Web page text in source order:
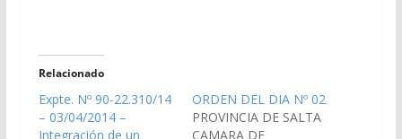
Relacionado
Expte. Nº 90-22.310/14
– 03/04/2014 –
Integración de un
ORDEN DEL DIA Nº 02
PROVINCIA DE SALTA
CAMARA DE